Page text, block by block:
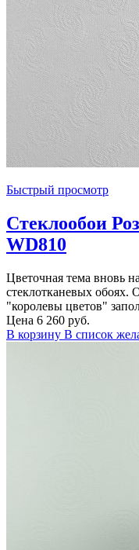
Быстрый просмотр
Стеклообои
WD810
Цветочная тема вновь
стеклотканевых
"королевы цветов"
Цена 6 260 руб.
В корзину В список